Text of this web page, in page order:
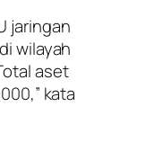
jaringan
wilayah
aset
kata